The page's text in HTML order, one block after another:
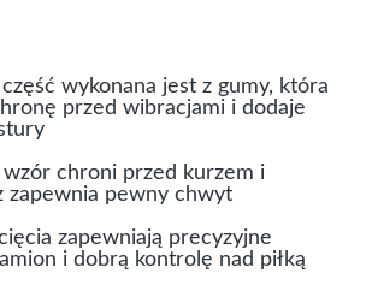
wykonana jest z gumy, która
przed wibracjami i dodaje
chroni przed kurzem i
zapewnia pewny chwyt
zapewniają precyzyjne
i dobrą kontrolę nad piłką